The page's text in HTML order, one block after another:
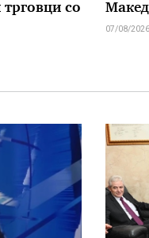
со
07/08/